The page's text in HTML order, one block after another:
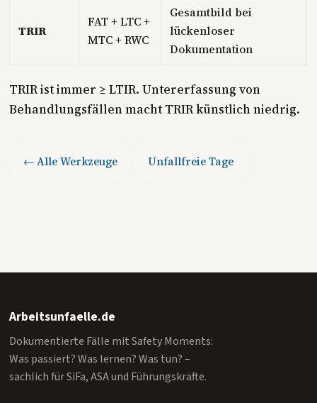
TRIR
FAT + LTC +
MTC + RWC
Gesamtbild bei
lückenloser
Dokumentation
TRIR ist immer ≥ LTIR. Untererfassung von
Behandlungsfällen macht TRIR künstlich niedrig.
← Alle Werkzeuge Unfallfreie Tage
Arbeitsunfaelle.de
Dokumentierte Fälle mit Safety Moments:
Was passiert? Was lernen? Was tun? –
sachlich für SiFa, ASA und Führungskräfte.